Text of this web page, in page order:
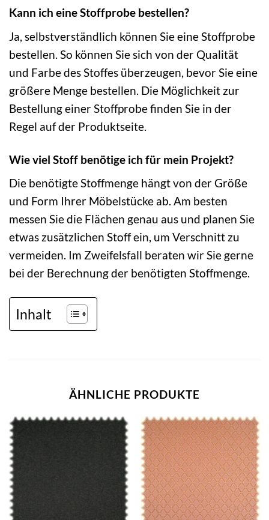
Kann ich eine Stoffprobe bestellen?
Ja, selbstverständlich können Sie eine Stoffprobe
bestellen. So können Sie sich von der Qualität
und Farbe des Stoffes überzeugen, bevor Sie eine
größere Menge bestellen. Die Möglichkeit zur
Bestellung einer Stoffprobe finden Sie in der
Regel auf der Produktseite.
Wie viel Stoff benötige ich für mein Projekt?
Die benötigte Stoffmenge hängt von der Größe
und Form Ihrer Möbelstücke ab. Am besten
messen Sie die Flächen genau aus und planen Sie
etwas zusätzlichen Stoff ein, um Verschnitt zu
vermeiden. Im Zweifelsfall beraten wir Sie gerne
bei der Berechnung der benötigten Stoffmenge.
Inhalt
ÄHNLICHE PRODUKTE